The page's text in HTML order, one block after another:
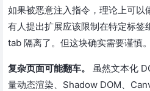
如果被恶意注入指令，理论上可以
有人提出扩展应该限制在特定标签
tab 隔离了。但这块确实需要谨慎。
复杂页面可能翻车。
虽然文本化
量动态渲染、Shadow DOM、